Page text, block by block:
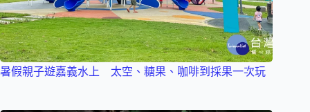
暑假親子遊嘉義水上 太空、糖果、咖啡到採果一次玩